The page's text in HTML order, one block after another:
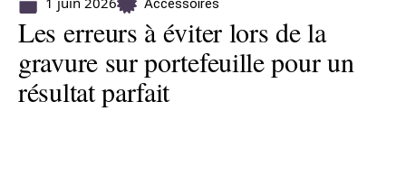
Les erreurs à éviter lors de la
gravure sur portefeuille pour un
résultat parfait